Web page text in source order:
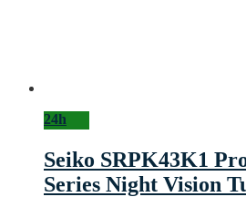
24h
Seiko SRPK43K1
Series Night Vision